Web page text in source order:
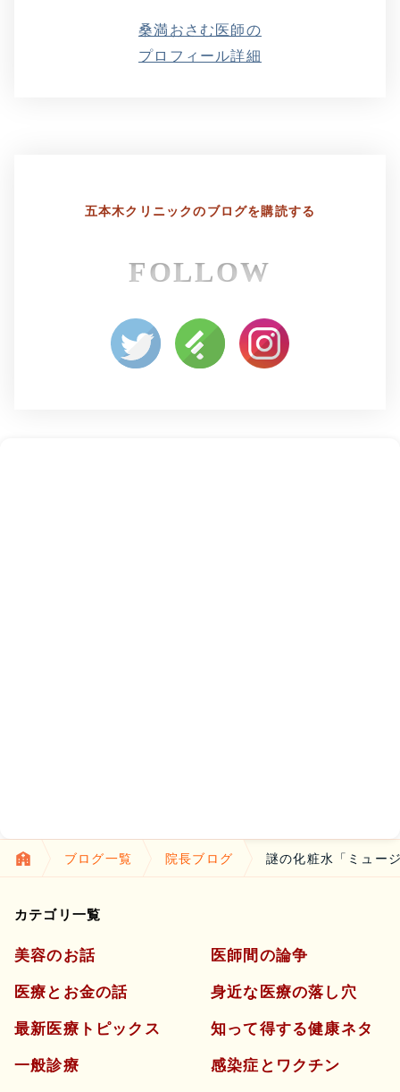
桑満おさむ医師の
プロフィール詳細
五本木クリニックのブログを購読する
FOLLOW
ブログ一覧 院長ブログ 謎の化粧水「ミュー
カテゴリ一覧
美容のお話
医療とお金の話
最新医療トピックス
一般診療
医師間の論争
身近な医療の落し穴
知って得する健康ネタ
感染症とワクチン